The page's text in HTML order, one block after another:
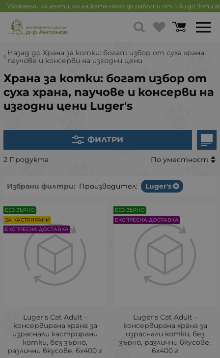
Уважаеми клиенти, клиниката няма да работи от 1-ви до 9-ти
Назад до Храна за котки: богат избор от суха храна,
паучове и консерви на изгодни цени
Храна за котки: богат избор от
суха храна, паучове и консерви на
изгодни цени Luger's
ФИЛТРИ
2 Продукта По уместност
Избрани филтри: Производител: Luger's
Luger's Cat Adult -
консервирана храна за
израснали кастрирани
котки, без зърно,
различни вкусове, 6х400 г
БЕЗ ЗЪРНО
ЗА КАСТРИРАНИ
ЕКСПРЕСНА ДОСТАВКА
Luger's Cat Adult -
консервирана храна за
израснали котки, без
зърно, различни вкусове,
6х400 г
БЕЗ ЗЪРНО
ЕКСПРЕСНА ДОСТАВКА